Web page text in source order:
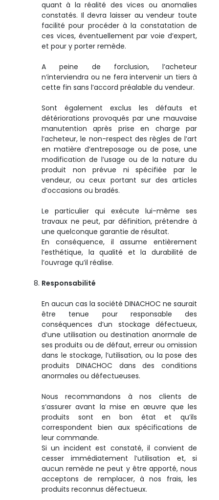
quant à la réalité des vices ou anomalies
constatés. Il devra laisser au vendeur toute
facilité pour procéder à la constatation de
ces vices, éventuellement par voie d’expert,
et pour y porter remède.
A peine de forclusion, l’acheteur
n’interviendra ou ne fera intervenir un tiers à
cette fin sans l’accord préalable du vendeur.
Sont également exclus les défauts et
détériorations provoqués par une mauvaise
manutention après prise en charge par
l’acheteur, le non-respect des règles de l’art
en matière d’entreposage ou de pose, une
modification de l’usage ou de la nature du
produit non prévue ni spécifiée par le
vendeur, ou ceux portant sur des articles
d’occasions ou bradés.
Le particulier qui exécute lui-même ses
travaux ne peut, par définition, prétendre à
une quelconque garantie de résultat.
En conséquence, il assume entièrement
l’esthétique, la qualité et la durabilité de
l’ouvrage qu’il réalise.
Responsabilité
En aucun cas la société DINACHOC ne saurait
être tenue pour responsable des
conséquences d’un stockage défectueux,
d’une utilisation ou destination anormale de
ses produits ou de défaut, erreur ou omission
dans le stockage, l’utilisation, ou la pose des
produits DINACHOC dans des conditions
anormales ou défectueuses.
Nous recommandons à nos clients de
s’assurer avant la mise en œuvre que les
produits sont en bon état et qu’ils
correspondent bien aux spécifications de
leur commande.
Si un incident est constaté, il convient de
cesser immédiatement l’utilisation et, si
aucun remède ne peut y être apporté, nous
acceptons de remplacer, à nos frais, les
produits reconnus défectueux.